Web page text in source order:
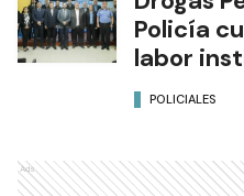
Policía
labor
POLICIALES
Ads